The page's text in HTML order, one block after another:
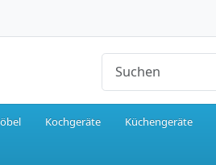
Kochgeräte Küchengeräte